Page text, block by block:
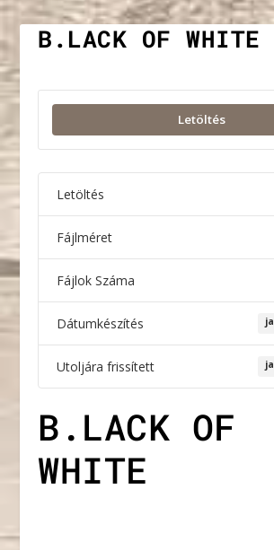
B.LACK OF WHITE
Letöltés
Letöltés
Fájlméret
Fájlok Száma
Dátumkészítés
Utoljára frissített
B.LACK OF
WHITE